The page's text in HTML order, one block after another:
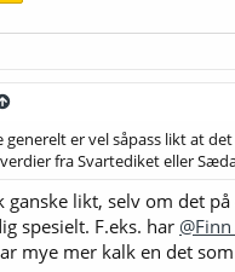
er vel såpass likt at det
fra Svartediket eller
ganske likt, selv om det
spesielt. F.eks. har
mye mer kalk en det